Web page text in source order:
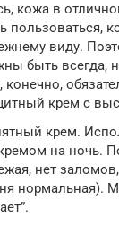
кожа в
пользоваться,
виду.
быть всегда,
конечно,
крем с
крем.
на ночь.
нет
нормальная).